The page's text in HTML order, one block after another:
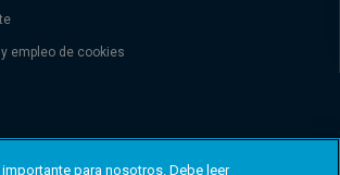
empleo de cookies
(Luxembourg), No. B 110242 and/or
para nosotros. Debe leer